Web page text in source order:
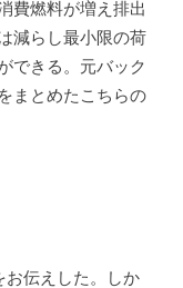
費燃料が増え排出
減らし最小限の荷
できる。元バック
まとめたこちらの
お伝えした。しか